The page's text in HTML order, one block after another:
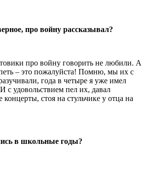
про войну рассказывал?
про войну говорить не любили. А
– это пожалуйста! Помню, мы их с
года в четыре я уже имел
с удовольствием пел их, давал
стоя на стульчике у отца на
в школьные годы?